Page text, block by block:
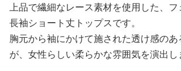
上品で繊細なレース素材を使用した、
長袖ショート丈トップスです。
胸元から袖にかけて施された透け感の
が、女性らしい柔らかな雰囲気を演出し